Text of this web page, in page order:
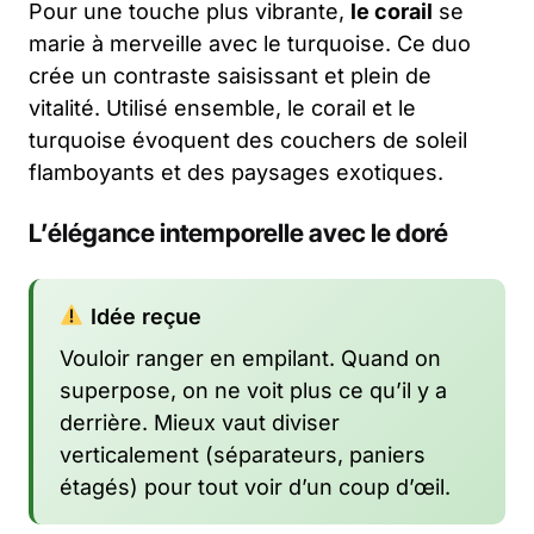
Pour une touche plus vibrante, le corail se
marie à merveille avec le turquoise. Ce duo
crée un contraste saisissant et plein de
vitalité. Utilisé ensemble, le corail et le
turquoise évoquent des couchers de soleil
flamboyants et des paysages exotiques.
L’élégance intemporelle avec le doré
Idée reçue
Vouloir ranger en empilant. Quand on
superpose, on ne voit plus ce qu’il y a
derrière. Mieux vaut diviser
verticalement (séparateurs, paniers
étagés) pour tout voir d’un coup d’œil.